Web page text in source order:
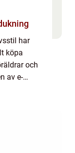
har
köpa
och
av e-